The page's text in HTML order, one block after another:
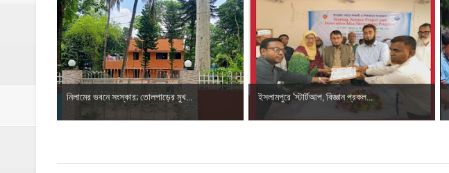
​নিলামের ভবনে সংস্কার; তোলপাড়ের মুখ... ইসলামপুরে ‘স্টার্টআপ, বিজ্ঞান প্রকল...